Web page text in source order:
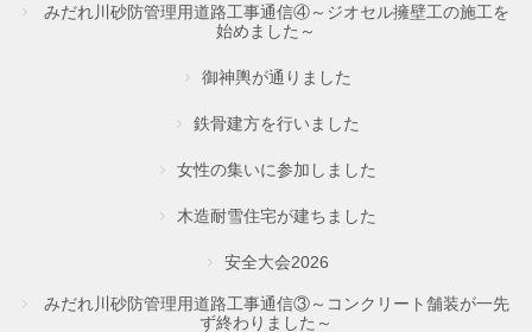
みだれ川砂防管理用道路工事通信④～ジオセル擁壁工の施工を
始めました～
御神輿が通りました
鉄骨建方を行いました
女性の集いに参加しました
木造耐雪住宅が建ちました
安全大会2026
みだれ川砂防管理用道路工事通信③～コンクリート舗装が一先
ず終わりました～